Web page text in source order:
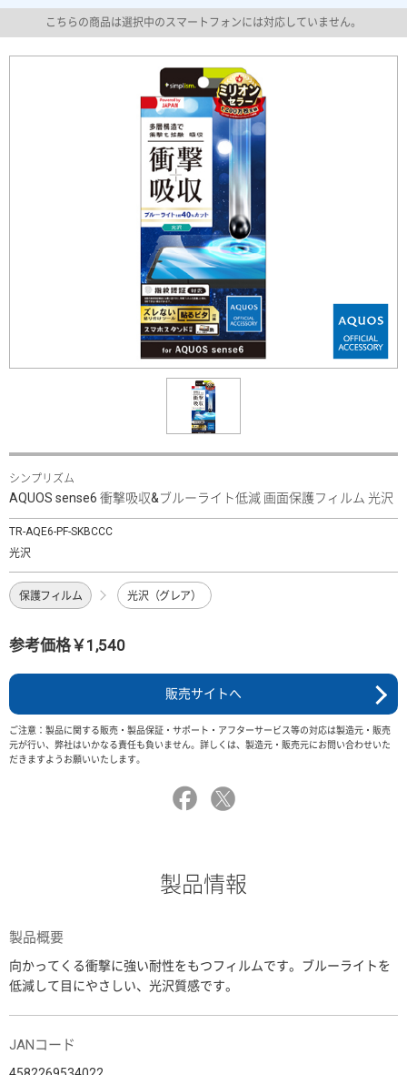
こちらの商品は選択中のスマートフォンには対応していません。
シンプリズム
AQUOS sense6 衝撃吸収&ブルーライト低減 画面保護フィルム 光沢
TR-AQE6-PF-SKBCCC
光沢
保護フィルム 光沢（グレア）
参考価格￥1,540
販売サイトへ
ご注意：製品に関する販売・製品保証・サポート・アフターサービス等の対応は製造元・販売
元が行い、弊社はいかなる責任も負いません。詳しくは、製造元・販売元にお問い合わせいた
だきますようお願いいたします。
製品情報
製品概要
向かってくる衝撃に強い耐性をもつフィルムです。ブルーライトを
低減して目にやさしい、光沢質感です。
JANコード